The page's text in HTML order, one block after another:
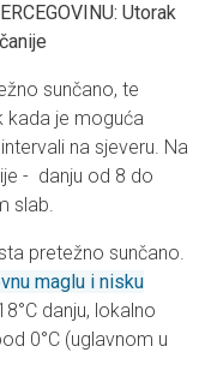
Utorak
sunčano, te
kada je moguća
na sjeveru. Na
- danju od 8 do
slab.
pretežno sunčano.
maglu i nisku
danju, lokalno
0°C (uglavnom u